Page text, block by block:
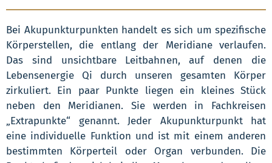
Bei Akupunkturpunkten handelt es sich um spezifische
Körperstellen, die entlang der Meridiane verlaufen.
Das sind unsichtbare Leitbahnen, auf denen die
Lebensenergie Qi durch unseren gesamten Körper
zirkuliert. Ein paar Punkte liegen ein kleines Stück
neben den Meridianen. Sie werden in Fachkreisen
„Extrapunkte“ genannt. Jeder Akupunkturpunkt hat
eine individuelle Funktion und ist mit einem anderen
bestimmten Körperteil oder Organ verbunden. Die